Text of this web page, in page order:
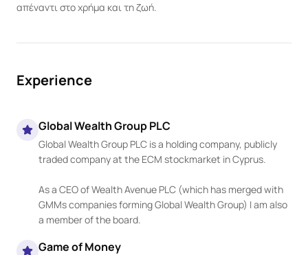
απέναντι στο χρήμα και τη ζωή.
Experience
Global Wealth Group PLC
Global Wealth Group PLC is a holding company, publicly
traded company at the ECM stockmarket in Cyprus.
As a CEO of Wealth Avenue PLC (which has merged with
GMMs companies forming Global Wealth Group) I am also
a member of the board.
Game of Money